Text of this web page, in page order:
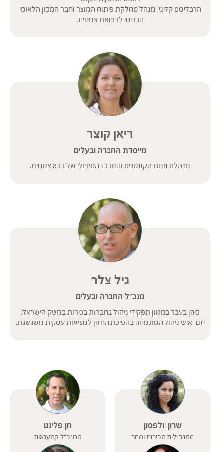
הרבליסט קליני, מנהל מחלקת פיתוח המוצר וחבר המכון הלאומי
הבריטי לרפואת צמחים.
ריאן קוצר
מייסדת החברה ובעלים
מנהלת חנות הקונספט והמרכז הטיפולי של ברא צמחים.
גיל צלר
מנכ”ל החברה ובעלים
כיהן בעבר במגוון תפקידי ניהול בחברות בכירות במשק הישראל.
יזם ואיש ניהול המתמחה בהפיכת החזון למציאות עסקית משגשגת.
שרון וולפסון
סמנכ"לית מכירות וסחר
חן פלינט
סמנכ"ל קמענאות